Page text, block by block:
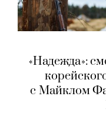
«Надежда»:
с Майклом